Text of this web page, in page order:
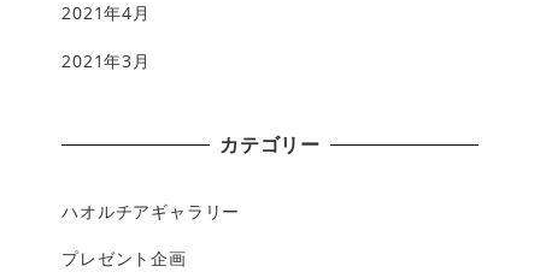
2021年4月
2021年3月
カテゴリー
ハオルチアギャラリー
プレゼント企画